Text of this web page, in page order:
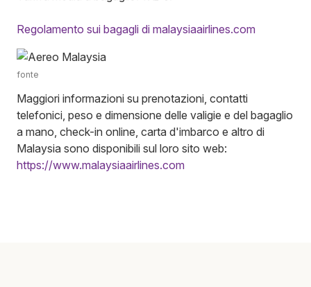
Regolamento sui bagagli di malaysiaairlines.com
fonte
Maggiori informazioni su prenotazioni, contatti
telefonici, peso e dimensione delle valigie e del bagaglio
a mano, check-in online, carta d'imbarco e altro di
Malaysia sono disponibili sul loro sito web:
https://www.malaysiaairlines.com